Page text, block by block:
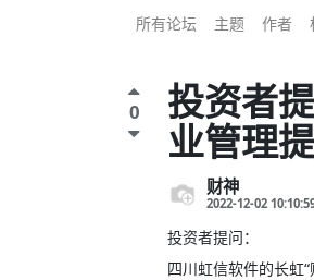
所有论坛 主题 作者
0 投资者
业管理
财神
2022-12-02
投资者提问：
四川虹信软件的长虹